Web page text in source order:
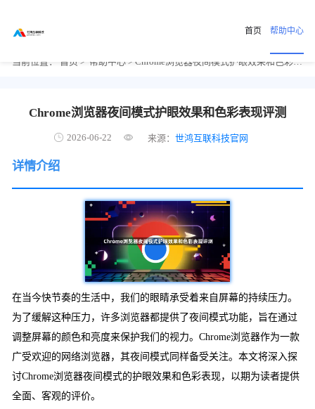
首页 帮助中心
当前位置： 首页 > 帮助中心 > Chrome浏览器夜间模式护眼效果和色彩表现评测
Chrome浏览器夜间模式护眼效果和色彩表现评测
2026-06-22 来源：世鸿互联科技官网
详情介绍
在当今快节奏的生活中，我们的眼睛承受着来自屏幕的持续压力。
为了缓解这种压力，许多浏览器都提供了夜间模式功能，旨在通过
调整屏幕的颜色和亮度来保护我们的视力。Chrome浏览器作为一款
广受欢迎的网络浏览器，其夜间模式同样备受关注。本文将深入探
讨Chrome浏览器夜间模式的护眼效果和色彩表现，以期为读者提供
全面、客观的评价。